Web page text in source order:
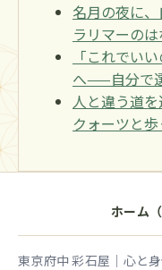
名月の夜に
ラリマーのは
「これでい
へ——自分で
人と違う道
クォーツと歩
ホーム
東京府中 彩石屋｜心と